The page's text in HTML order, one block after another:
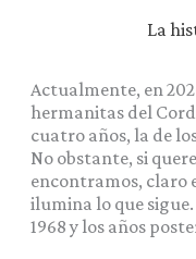
La
Actualmente, en
hermanitas del
cuatro años, la de
No obstante, si
encontramos, claro
ilumina lo que
1968 y los años